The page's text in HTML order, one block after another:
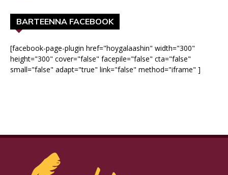
BARTEENNA FACEBOOK
[facebook-page-plugin href="hoygalaashin" width="300"
height="300" cover="false" facepile="false" cta="false"
small="false" adapt="true" link="false" method="iframe" ]